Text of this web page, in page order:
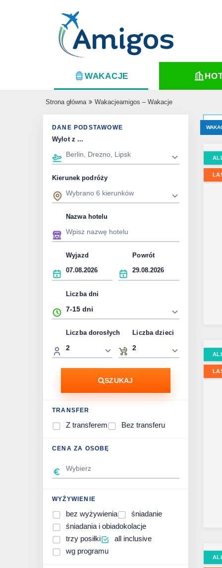
WAKACJE
Strona główna Wakacjeamigos – Wakacje
DANE PODSTAWOWE
Wylot z ...
Kierunek podróży
Nazwa hotelu
Wyjazd Powrót
Liczba dni
Liczba dorosłych Liczba dzieci
SZUKAJ
TRANSFER
Z transferem Bez transferu
CENA ZA OSOBĘ
WYŻYWIENIE
bez wyżywienia
śniadanie
śniadania i obiadokolacje
trzy posiłki
all inclusive
wg programu